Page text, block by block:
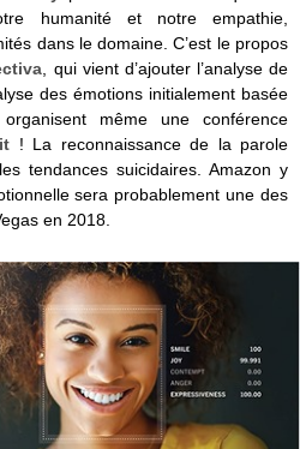
humanité et notre empathie,
dans le domaine. C’est le propos
, qui vient d’ajouter l’analyse de
des émotions initialement basée
même une conférence
! La reconnaissance de la parole
tendances suicidaires. Amazon y
sera probablement une des
en 2018.